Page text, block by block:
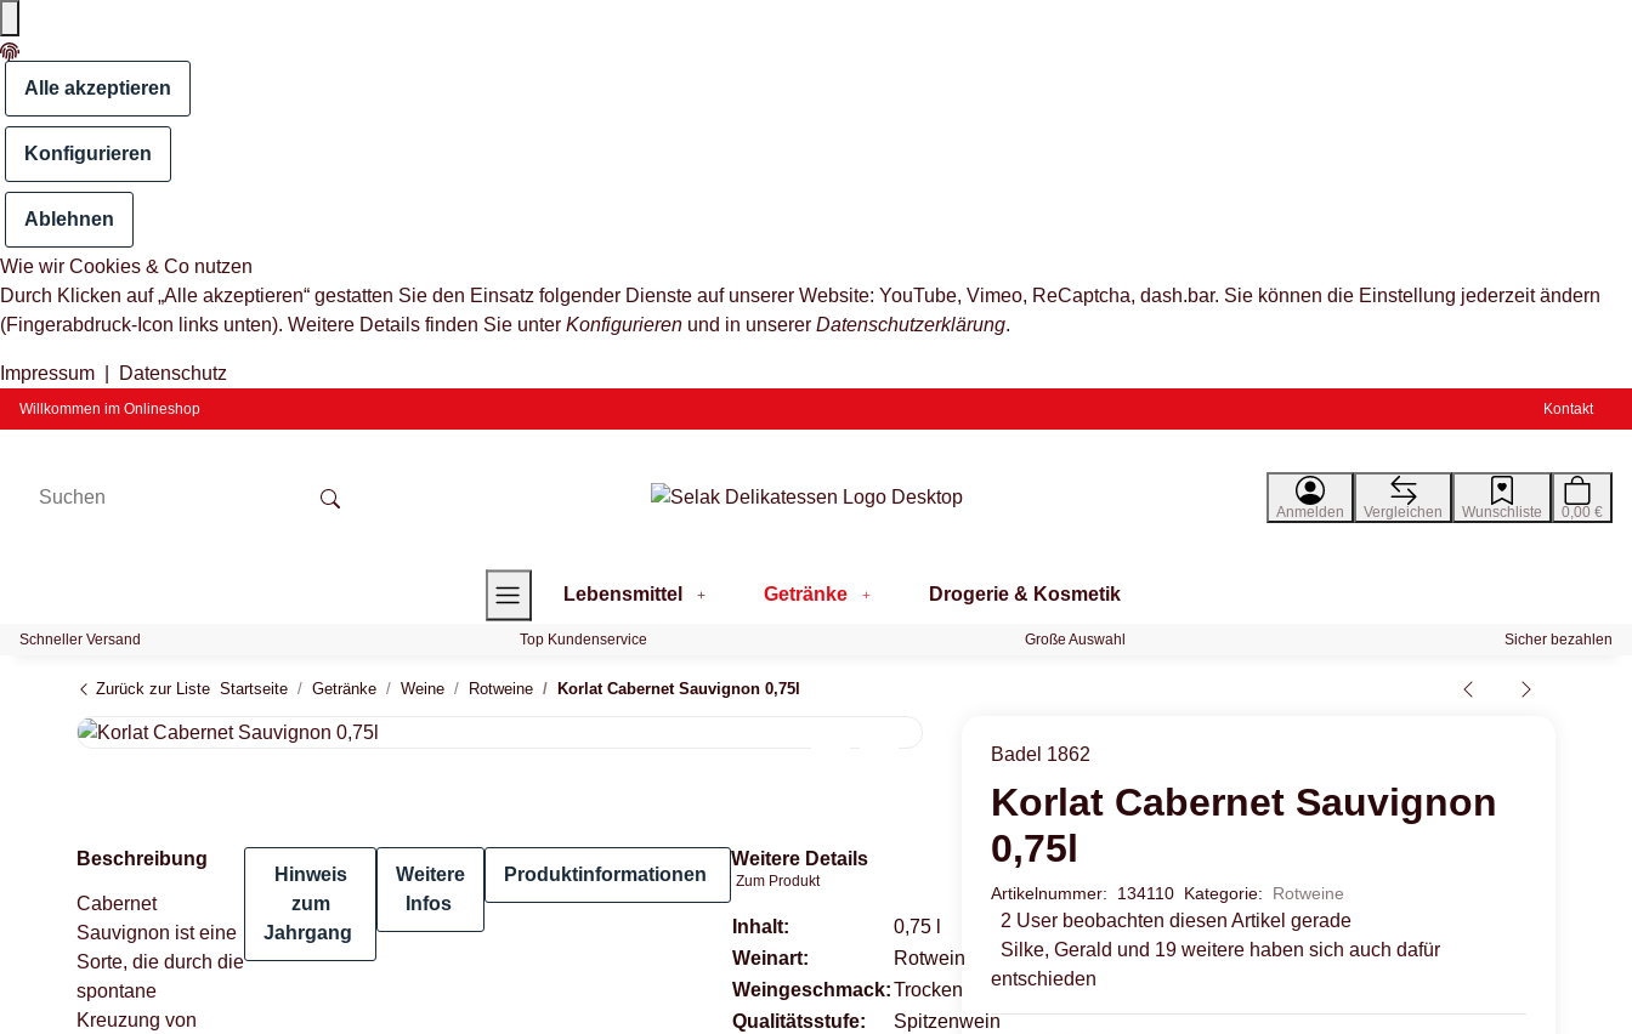
Alle akzeptieren
Konfigurieren
Ablehnen
Wie wir Cookies & Co nutzen
Durch Klicken auf „Alle akzeptieren“ gestatten Sie den Einsatz folgender Dienste auf unserer Website: YouTube, Vimeo, ReCaptcha, dash.bar. Sie können die Einstellung jederzeit ändern
(Fingerabdruck-Icon links unten). Weitere Details finden Sie unter Konfigurieren und in unserer Datenschutzerklärung.
Impressum Datenschutz
Willkommen im Onlineshop Kontakt
Anmelden Vergleichen Wunschliste 0,00 €
Lebensmittel Getränke Drogerie & Kosmetik
Schneller Versand Top Kundenservice Große Auswahl Sicher bezahlen
Zurück zur Liste Startseite Getränke Weine Rotweine Korlat Cabernet Sauvignon 0,75l
Badel 1862
Korlat Cabernet Sauvignon
0,75l
Artikelnummer: 134110 Kategorie: Rotweine
2 User beobachten diesen Artikel gerade
Silke, Gerald und 19 weitere haben sich auch dafür
entschieden
Beschreibung
Cabernet
Sauvignon ist eine
Sorte, die durch die
spontane
Kreuzung von
Hinweis
zum
Jahrgang
Weitere
Infos
Produktinformationen
Weitere Details
Zum Produkt
Produkteigenschaft
Wert
Inhalt:
0,75 l
Weinart:
Rotwein
Weingeschmack:Trocken
Qualitätsstufe:
Spitzenwein